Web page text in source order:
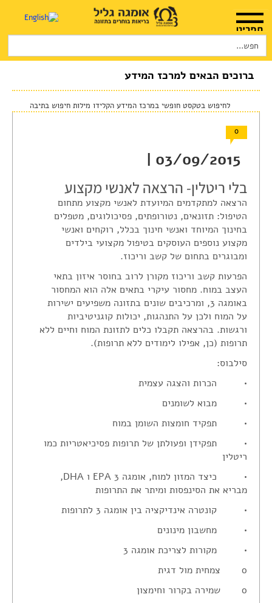
דף הבית
אודות
חנות
מרכז המטפלים
מרכז המידע
סדנאות והרצאות
צור קשר
הצהרת נגישות
Search
for:
ברוכים הבאים למרכז המידע
לחיפוש בטקסט חופשי במרכז המידע הקלידו מילות חיפוש בתיבה
0
03/09/2015 |
בלי ריטלין- הרצאה לאנשי מקצוע
הרצאה למתקדמים המיועדת לאנשי מקצוע מתחום
הטיפול: תזונאים, נטורופתים, פסיכולוגים, מטפלים
בחינוך המיוחד ואנשי חינוך בכלל, רוקחים ואנשי
מקצוע נוספים העוסקים בטיפול מקצועי בילדים
ומבוגרים בתחום של קשב וריכוז.
הפרעות קשב וריכוז מקורן לרוב בחוסר איזון בתאי
העצב במוח. מחסור עיקרי בתאים אלה הוא המחסור
באומגה 3, ומרכיבים שונים בתזונה משפיעים ישירות
על המוח ולכן על התנהגות, יכולות קוגניטיביות
ורגשות. בהרצאה תקבלו כלים לתזונת המוח וחיים ללא
תרופות (כן, אפילו לימודים ללא תרופות).
סילבוס:
• הכרות והצגה עצמית
• מבוא לשומנים
• תפקיד חומצות השומן במוח
• תפקידן ופעולתן של תרופות פסיכיאטריות כמו
ריטלין
• כיצד המזון למוח, אומגה 3 EPA ו DHA,
מבריא את הסינפסות ומיתר את התרופות
• קונטרה אינדיקציה בין אומגה 3 לתרופות
• מחשבון מינונים
• מקורות לצריכת אומגה 3
o צמחית מול דגית
o שמירה בקרור וחימצון